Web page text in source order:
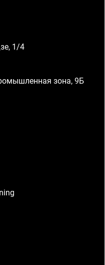
1/4
зона, 9Б